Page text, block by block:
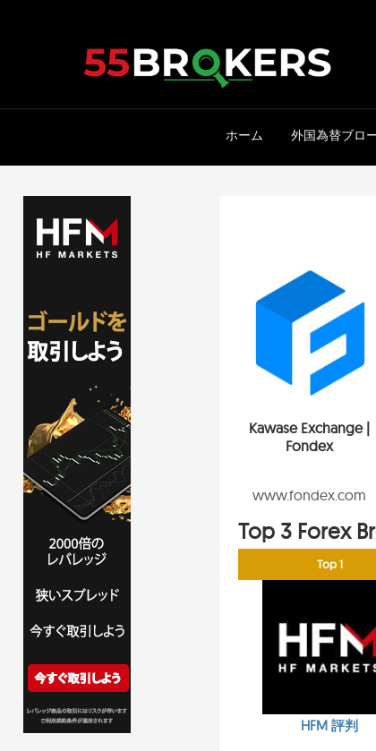
ホーム 外国為替ブロ
Kawase Exchange |
Fondex
www.fondex.com
Top 3 Forex
Top 1
HFM 評判